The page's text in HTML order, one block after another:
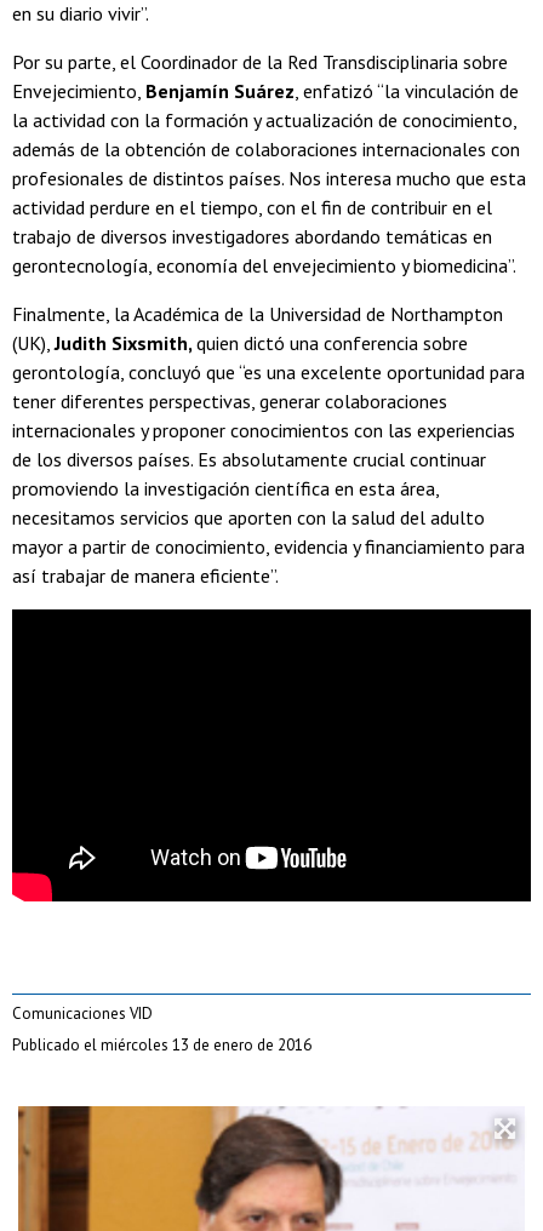
en su diario vivir”.
Por su parte, el Coordinador de la Red Transdisciplinaria sobre
Envejecimiento, Benjamín Suárez, enfatizó “la vinculación de
la actividad con la formación y actualización de conocimiento,
además de la obtención de colaboraciones internacionales con
profesionales de distintos países. Nos interesa mucho que esta
actividad perdure en el tiempo, con el fin de contribuir en el
trabajo de diversos investigadores abordando temáticas en
gerontecnología, economía del envejecimiento y biomedicina”.
Finalmente, la Académica de la Universidad de Northampton
(UK),Judith Sixsmith,quien dictó una conferencia sobre
gerontología, concluyó que “es una excelente oportunidad para
tener diferentes perspectivas, generar colaboraciones
internacionales y proponer conocimientos con las experiencias
de los diversos países. Es absolutamente crucial continuar
promoviendo la investigación científica en esta área,
necesitamos servicios que aporten con la salud del adulto
mayor a partir de conocimiento, evidencia y financiamiento para
así trabajar de manera eficiente”.
Comunicaciones VID
Publicado el miércoles 13 de enero de 2016